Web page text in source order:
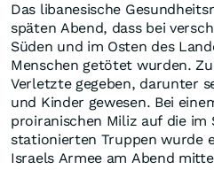
Das libanesische
späten Abend, dass bei
Süden und im Osten des
Menschen getötet wurden.
Verletzte gegeben, darunter
und Kinder gewesen. Bei
proiranischen Miliz auf die im
stationierten Truppen wurde
Israels Armee am Abend